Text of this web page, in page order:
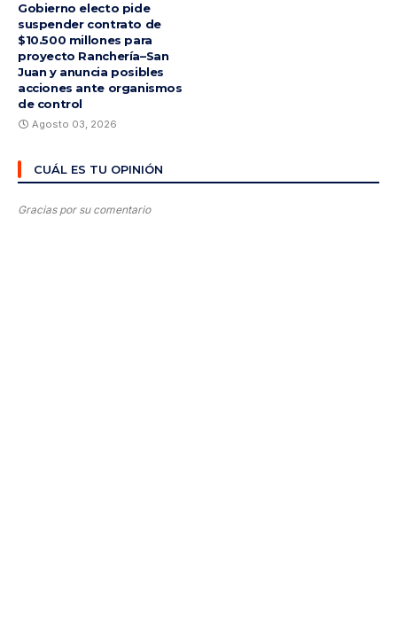
Gobierno electo pide
suspender contrato de
$10.500 millones para
proyecto Ranchería–San
Juan y anuncia posibles
acciones ante organismos
de control
Agosto 03, 2026
CUÁL ES TU OPINIÓN
Gracias por su comentario